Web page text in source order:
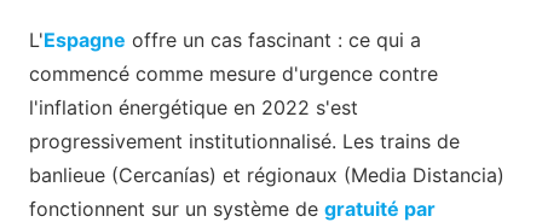
L'Espagne offre un cas fascinant : ce qui a
commencé comme mesure d'urgence contre
l'inflation énergétique en 2022 s'est
progressivement institutionnalisé. Les trains de
banlieue (Cercanías) et régionaux (Media Distancia)
fonctionnent sur un système de gratuité par